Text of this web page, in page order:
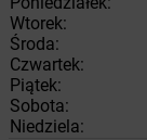
Wtorek:
Środa:
Czwartek:
Piątek:
Sobota:
Niedziela: